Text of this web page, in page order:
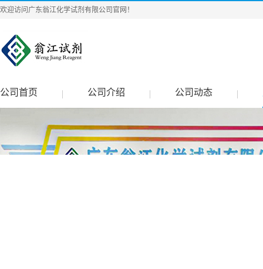
欢迎访问广东翁江化学试剂有限公司官网！
公司首页 公司介绍 公司动态